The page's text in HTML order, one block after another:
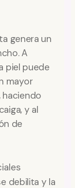
genera un
A
piel puede
mayor
y al
de
debilita y la